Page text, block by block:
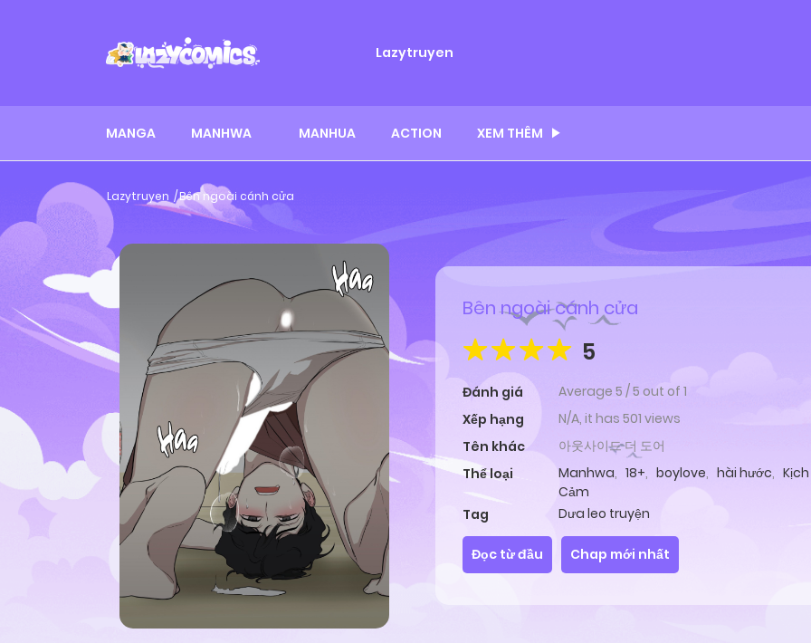
Lazytruyen
MANGA MANHWA MANHUA ACTION XEM THÊM
Lazytruyen Bên ngoài cánh cửa
Bên ngoài cánh cửa
5
Đánh giá Average 5 /5 out of 1
Xếp hạng
N/A, it has 501 views
Tên khác
아웃사이드 더 도어
Thể loại
Manhwa, 18+, boylove, hài hước,
Cảm
Tag
Dưa leo truyện
Đọc từ đầu Chap mới nhất